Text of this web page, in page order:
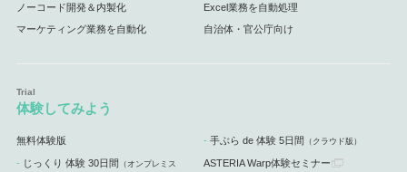
ノーコード開発＆内製化 Excel業務を自動処理
マーケティング業務を自動化 自治体・官公庁向け
体験してみよう
無料体験版 手ぶら de 体験 5日間 （クラウド版）
じっくり 体験 30日間 （オンプレミス ASTERIA Warp体験セミナー